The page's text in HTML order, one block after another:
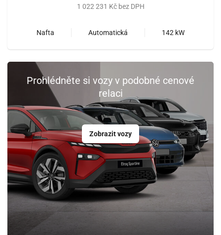
1 022 231 Kč bez DPH
Nafta Automatická 142 kW
Prohlédněte si vozy v podobné cenové
relaci
Zobrazit vozy